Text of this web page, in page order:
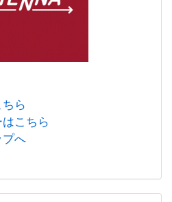
ら
こちら
プへ